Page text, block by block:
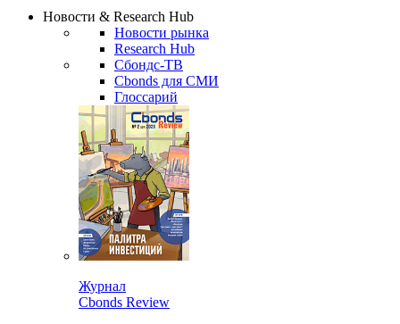
Новости & Research Hub
Новости рынка
Research Hub
Сбондс-ТВ
Cbonds для СМИ
Глоссарий
Журнал
Cbonds Review